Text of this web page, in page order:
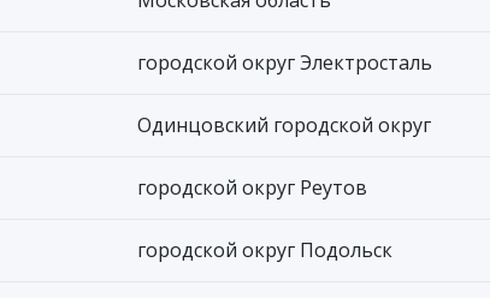
городской округ Электросталь
Одинцовский городской округ
городской округ Реутов
городской округ Подольск